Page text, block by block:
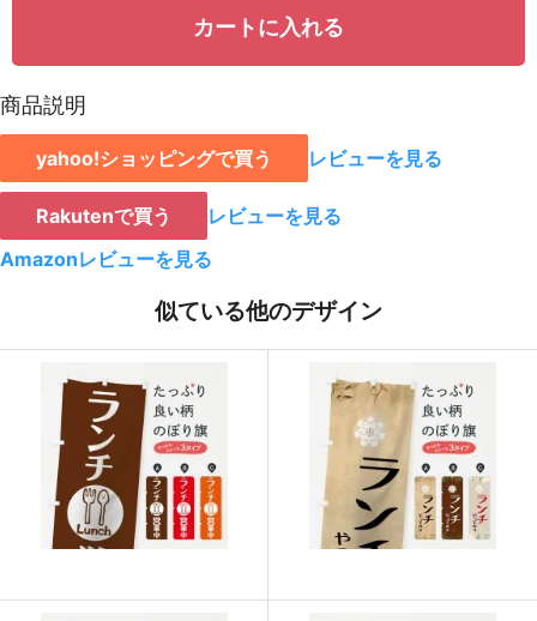
939
18
19 928 15776
20 923
21 921
919
24 915 21960
25 913 22825
26 911 23686
27 909 24543
29 905 26245
カートに入れる
商品説明
yahoo!ショッピングで買う レビューを見る
Rakutenで買う
レビューを見る
Amazonレビューを見る
似ている他のデザイン